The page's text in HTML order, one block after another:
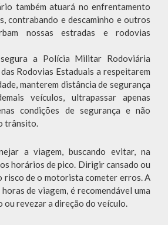
também atuará no enfrentamento
contrabando e descaminho e outros
nossas estradas e rodovias
a Polícia Militar Rodoviária
Rodovias Estaduais a respeitarem
manterem distância de segurança
veículos, ultrapassar apenas
condições de segurança e não
trânsito.
a viagem, buscando evitar, na
horários de pico. Dirigir cansado ou
risco de o motorista cometer erros. A
de viagem, é recomendável uma
ou revezar a direção do veículo.